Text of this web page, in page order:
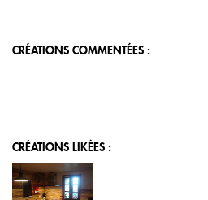
CRÉATIONS COMMENTÉES :
CRÉATIONS LIKÉES :